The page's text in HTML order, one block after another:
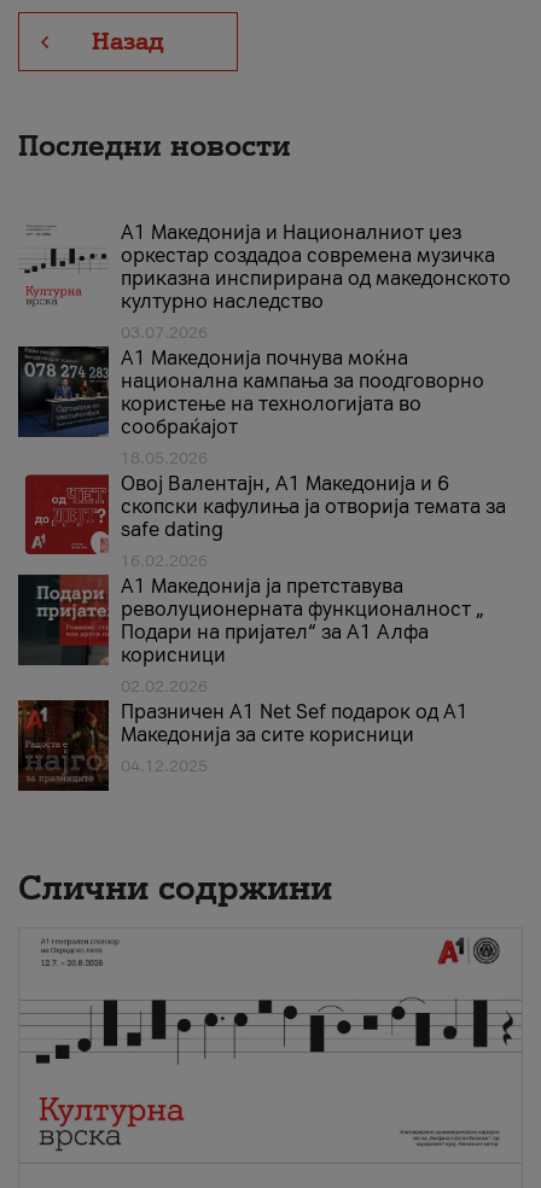
Назад
Последни новости
А1 Македонија и Националниот џез
оркестар создадоа современа музичка
приказна инспирирана од македонското
културно наследство
03.07.2026
A1 Македонија почнува моќна
национална кампања за поодговорно
користење на технологијата во
сообраќајот
18.05.2026
Овој Валентајн, A1 Македонија и 6
скопски кафулиња ја отворија темата за
safe dating
16.02.2026
А1 Македонија ја претставува
револуционерната функционалност „
Подари на пријател“ за А1 Алфа
корисници
02.02.2026
Празничен A1 Net Sеf подарок од А1
Македонија за сите корисници
04.12.2025
Слични содржини